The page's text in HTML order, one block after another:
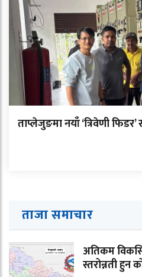
ताप्लेजुङमा नयाँ ‘त्रिवेणी फिडर’
ताजा समाचार
अतिकम
स्तरोन्नती हुन